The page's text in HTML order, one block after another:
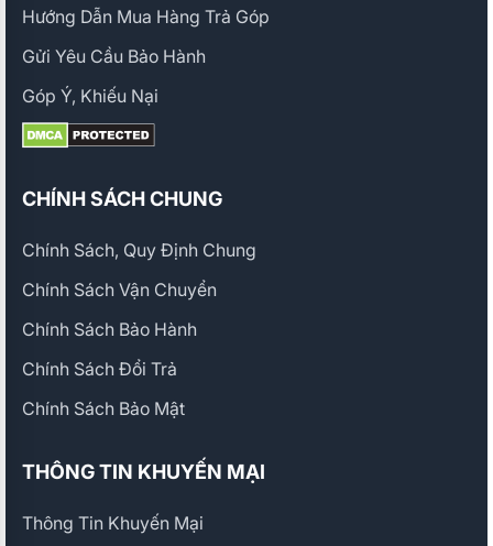
Hướng Dẫn Mua Hàng Trả Góp
Gửi Yêu Cầu Bảo Hành
Góp Ý, Khiếu Nại
CHÍNH SÁCH CHUNG
Chính Sách, Quy Định Chung
Chính Sách Vận Chuyển
Chính Sách Bảo Hành
Chính Sách Đổi Trả
Chính Sách Bảo Mật
THÔNG TIN KHUYẾN MẠI
Thông Tin Khuyến Mại